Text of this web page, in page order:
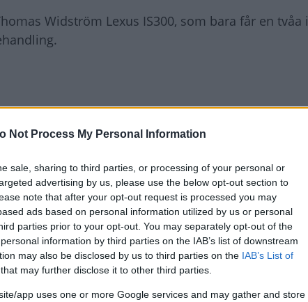
Not Process My Personal Information
sale, sharing to third parties, or processing of your personal or
advertising by us, please use the below opt-out section to
note that after your opt-out request is processed you may
ads based on personal information utilized by us or personal
parties prior to your opt-out. You may separately opt-out of the
information by third parties on the IAB’s list of downstream
may also be disclosed by us to third parties on the IAB’s List of
that may further disclose it to other third parties.
app uses one or more Google services and may gather and store
Widström Lexus IS300, som bara får en tvåa i